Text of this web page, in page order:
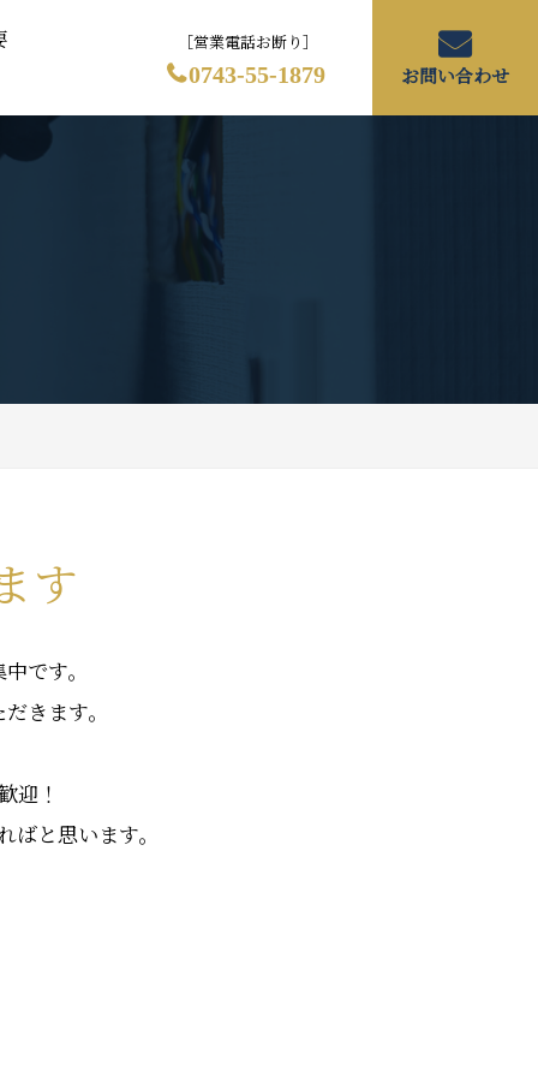
［営業電話お断り］
0743-55-1879 お問い合わせ
す
です。
きます。
迎！
と思います。